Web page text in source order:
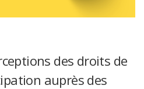
des droits de
auprès des